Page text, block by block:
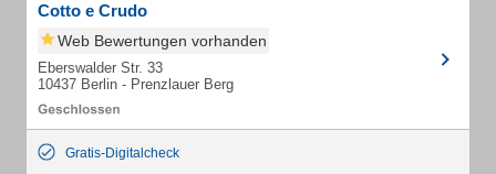
Cotto e Crudo
Web Bewertungen vorhanden
Eberswalder Str. 33
10437 Berlin - Prenzlauer Berg
Gratis-Digitalcheck